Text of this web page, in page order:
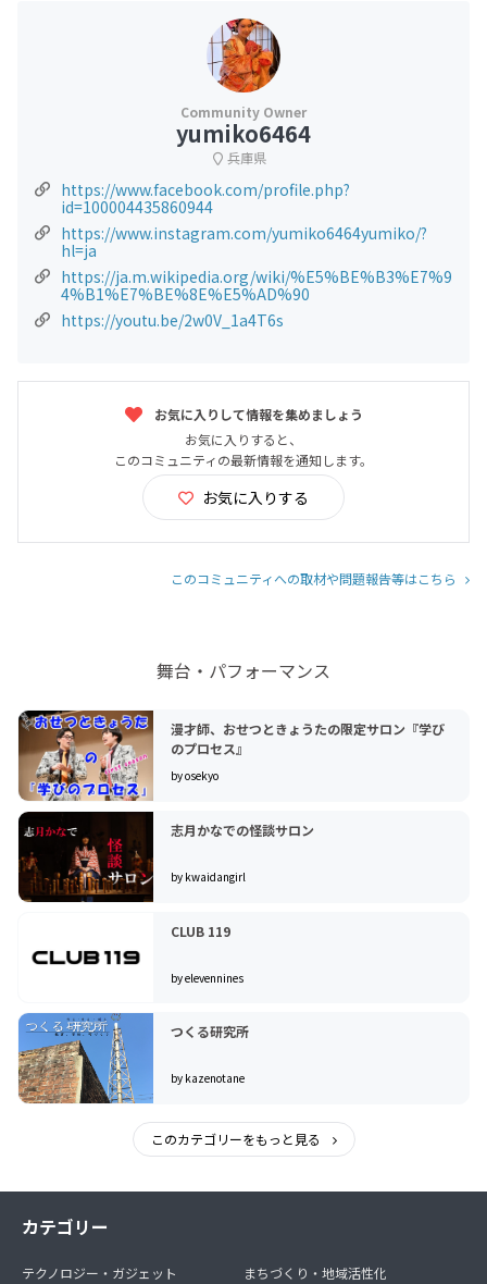
yumiko6464
兵庫県
https://www.facebook.com/profile.php?
id=100004435860944
https://www.instagram.com/yumiko6464yumiko/?
hl=ja
https://ja.m.wikipedia.org/wiki/%E5%BE%B3%E7%9
4%B1%E7%BE%8E%E5%AD%90
https://youtu.be/2w0V_1a4T6s
お気に入りして情報を集めましょう
お気に入りすると、
このコミュニティの最新情報を通知します。
お気に入りする
このコミュニティへの取材や問題報告等はこちら
舞台・パフォーマンス
漫才師、おせつときょうたの限定サロン『学び
のプロセス』
by osekyo
志月かなでの怪談サロン
by kwaidangirl
CLUB 119
by elevennines
つくる研究所
by kazenotane
このカテゴリーをもっと見る
カテゴリー
テクノロジー・ガジェット
まちづくり・地域活性化